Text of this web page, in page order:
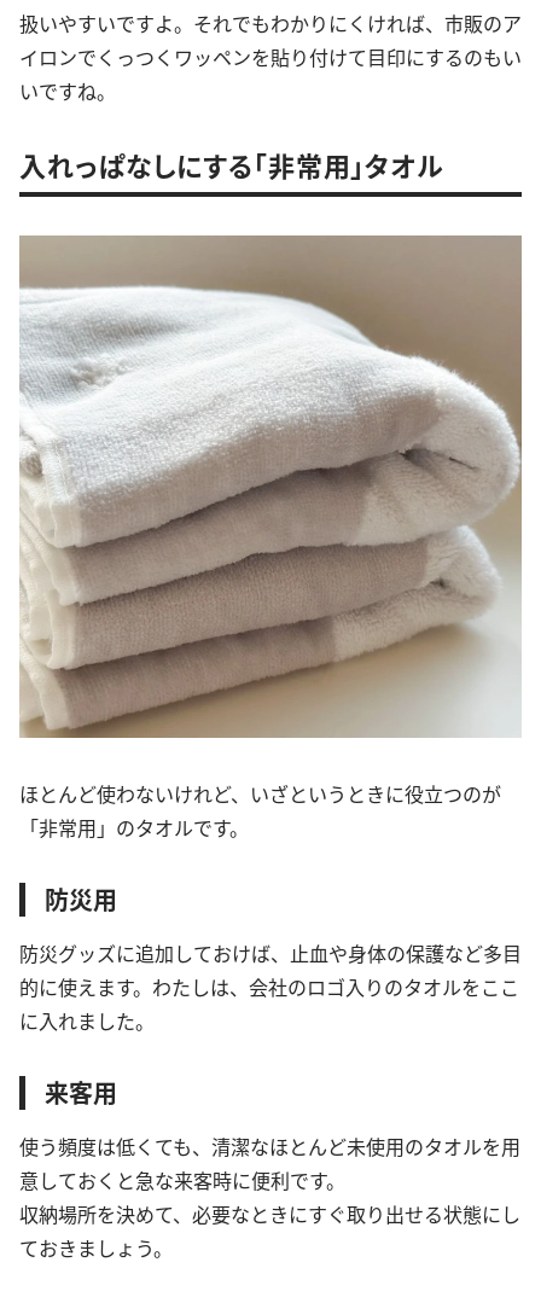
扱いやすいですよ。それでもわかりにくければ、市販のア
イロンでくっつくワッペンを貼り付けて目印にするのもい
いですね。
入れっぱなしにする「非常用」タオル
ほとんど使わないけれど、いざというときに役立つのが
「非常用」のタオルです。
防災用
防災グッズに追加しておけば、止血や身体の保護など多目
的に使えます。わたしは、会社のロゴ入りのタオルをここ
に入れました。
来客用
使う頻度は低くても、清潔なほとんど未使用のタオルを用
意しておくと急な来客時に便利です。
収納場所を決めて、必要なときにすぐ取り出せる状態にし
ておきましょう。